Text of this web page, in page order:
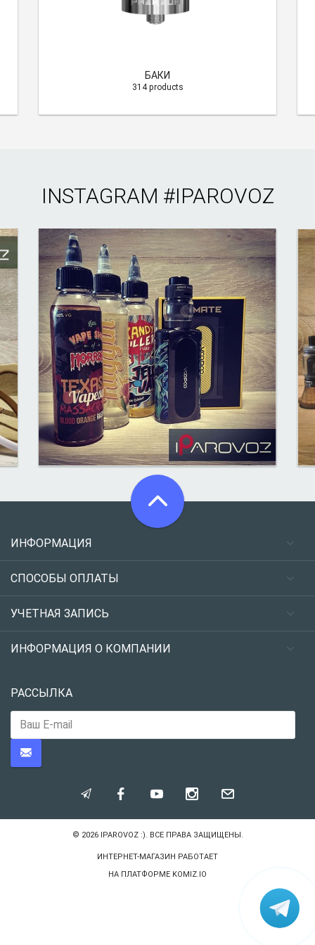
БАКИ
314 products
INSTAGRAM #IPAROVOZ
ИНФОРМАЦИЯ
СПОСОБЫ ОПЛАТЫ
УЧЕТНАЯ ЗАПИСЬ
ИНФОРМАЦИЯ О КОМПАНИИ
РАССЫЛКА
© 2026 IPAROVOZ :). ВСЕ ПРАВА ЗАЩИЩЕНЫ.
ИНТЕРНЕТ-МАГАЗИН РАБОТАЕТ
НА ПЛАТФОРМЕ KOMIZ.IO